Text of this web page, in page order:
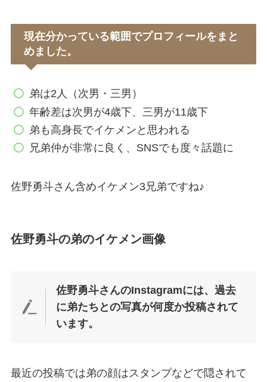
現在分かっている範囲でプロフィールをまと
めました。
弟は2人（次男・三男）
年齢差は次男が4歳下、三男が11歳下
弟も高身長でイケメンと思われる
兄弟仲が非常に良く、SNSでも度々話題に
佐野勇斗さん含めイケメン3兄弟ですね♪
佐野勇斗の弟のイケメン画像
佐野勇斗さんのInstagramには、過去
に弟たちとの写真が何度か投稿されて
います。
最近の投稿では弟の顔はスタンプなどで隠されて